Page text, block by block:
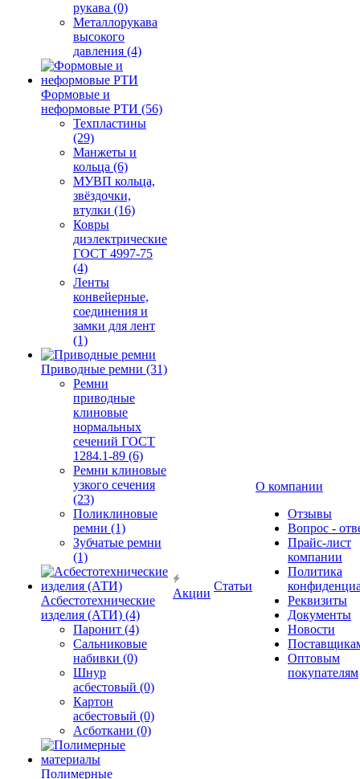
рукава (0)
Металлорукава
высокого
давления (4)
Формовые и
неформовые РТИ (56)
Техпластины
(29)
Манжеты и
кольца (6)
МУВП кольца,
звёздочки,
втулки (16)
Ковры
диэлектрические
ГОСТ 4997-75
(4)
Ленты
конвейерные,
соединения и
замки для лент
(1)
Приводные ремни (31)
Ремни
приводные
клиновые
нормальных
сечений ГОСТ
1284.1-89 (6)
Ремни клиновые
узкого сечения
(23)
Поликлиновые
ремни (1)
Зубчатые ремни
(1)
Асбестотехнические
изделия (АТИ) (4)
Паронит (4)
Сальниковые
набивки (0)
Шнур
асбестовый (0)
Картон
асбестовый (0)
Асботкани (0)
Полимерные
Акции
Статьи
О компании
Отзывы
Вопрос -
Прайс-лист
компании
Политика
Реквизиты
Документы
Новости
Оптовым
покупателям